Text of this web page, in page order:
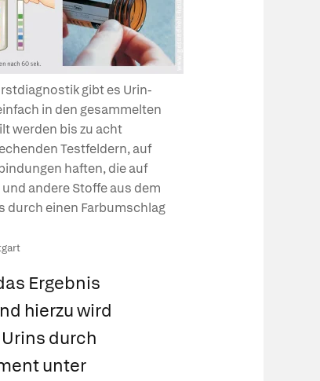
gibt es Urin-
in den gesammelten
werden bis zu acht
Testfeldern, auf
haften, die auf
andere Stoffe aus dem
durch einen Farbumschlag
Ergebnis
hierzu wird
durch
unter